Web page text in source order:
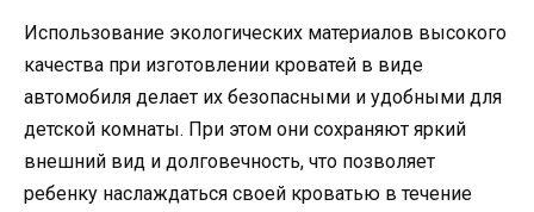
Использование экологических материалов высокого
качества при изготовлении кроватей в виде
автомобиля делает их безопасными и удобными для
детской комнаты. При этом они сохраняют яркий
внешний вид и долговечность, что позволяет
ребенку наслаждаться своей кроватью в течение